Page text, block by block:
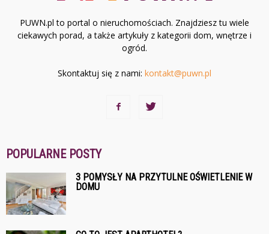
PUWN.pl to portal o nieruchomościach. Znajdziesz tu wiele
ciekawych porad, a także artykuły z kategorii dom, wnętrze i
ogród.
Skontaktuj się z nami: kontakt@puwn.pl
POPULARNE POSTY
3 POMYSŁY NA PRZYTULNE OŚWIETLENIE W
DOMU